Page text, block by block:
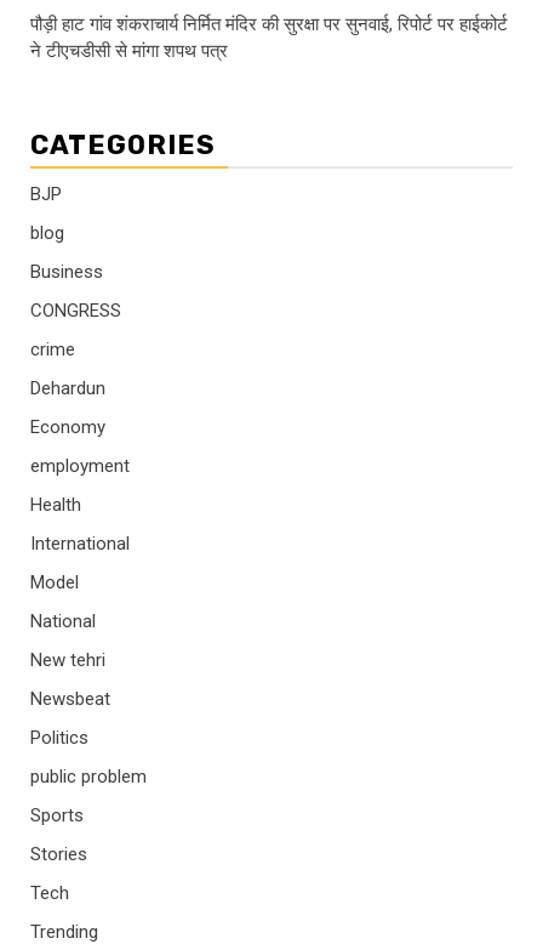
पौड़ी हाट गांव शंकराचार्य निर्मित मंदिर की सुरक्षा पर सुनवाई, रिपोर्ट पर हाईकोर्ट
ने टीएचडीसी से मांगा शपथ पत्र
CATEGORIES
BJP
blog
Business
CONGRESS
crime
Dehardun
Economy
employment
Health
International
Model
National
New tehri
Newsbeat
Politics
public problem
Sports
Stories
Tech
Trending